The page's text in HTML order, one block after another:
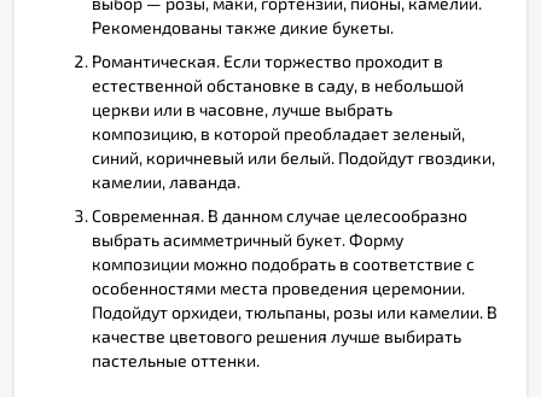
Рекомендованы также дикие букеты.
Романтическая. Если торжество проходит в
естественной обстановке в саду, в небольшой
церкви или в часовне, лучше выбрать
композицию, в которой преобладает зеленый,
синий, коричневый или белый. Подойдут гвоздики,
камелии, лаванда.
Современная. В данном случае целесообразно
выбрать асимметричный букет. Форму
композиции можно подобрать в соответствие с
особенностями места проведения церемонии.
Подойдут орхидеи, тюльпаны, розы или камелии. В
качестве цветового решения лучше выбирать
пастельные оттенки.